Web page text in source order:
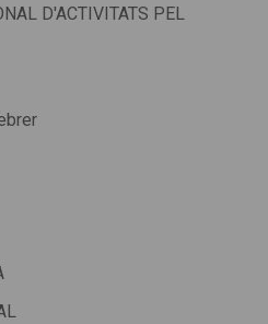
D'ACTIVITATS PEL